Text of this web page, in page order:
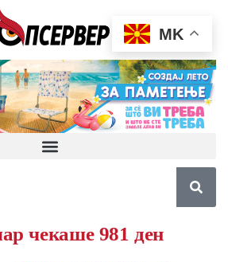
чекаше 981 ден
MK